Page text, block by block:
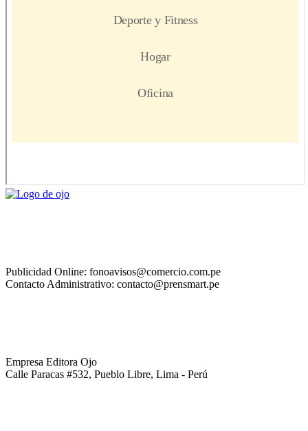
Publicidad Online: fonoavisos@comercio.com.pe
Contacto Administrativo: contacto@prensmart.pe
Empresa Editora Ojo
Calle Paracas #532, Pueblo Libre, Lima - Perú